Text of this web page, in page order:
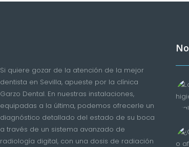
Si quiere gozar de la atención de la mejor
dentista en Sevilla, apueste por la clínica
Garzo Dental. En nuestras instalaciones,
equipadas a la última, podemos ofrecerle un
diagnóstico detallado del estado de su boca
a través de un sistema avanzado de
radiología digital, con una dosis de radiación